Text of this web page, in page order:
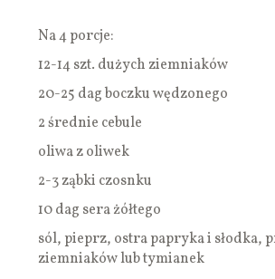
Na 4 porcje:
12-14 szt. dużych ziemniaków
20-25 dag boczku wędzonego
2 średnie cebule
oliwa z oliwek
2-3 ząbki czosnku
10 dag sera żółtego
sól, pieprz, ostra papryka i słodka,
ziemniaków lub tymianek